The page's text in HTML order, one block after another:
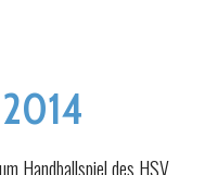
Handballspiel des HSV